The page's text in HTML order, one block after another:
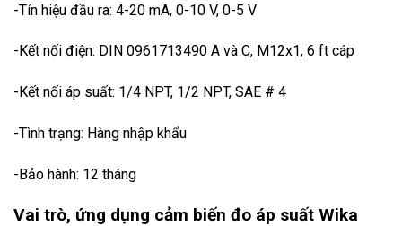
-Tín hiệu đầu ra: 4-20 mA, 0-10 V, 0-5 V
-Kết nối điện: DIN 0961713490 A và C, M12x1, 6 ft cáp
-Kết nối áp suất: 1/4 NPT, 1/2 NPT, SAE # 4
-Tình trạng: Hàng nhập khẩu
-Bảo hành: 12 tháng
Vai trò, ứng dụng cảm biến đo áp suất Wika